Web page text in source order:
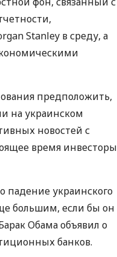
Stanley в среду, а
предположить,
на украинском
новостей с
время инвесторы
падение украинского
большим, если бы он
Обама объявил о
банков.